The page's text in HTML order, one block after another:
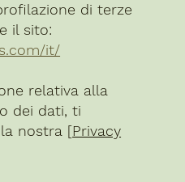
di terze
il sito:
it/
relativa alla
dei dati, ti
nostra [Privacy